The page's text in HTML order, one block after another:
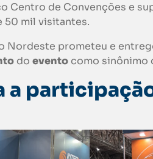
Centro de Convenções e
50 mil visitantes.
Nordeste prometeu e
do evento como sinônimo
a